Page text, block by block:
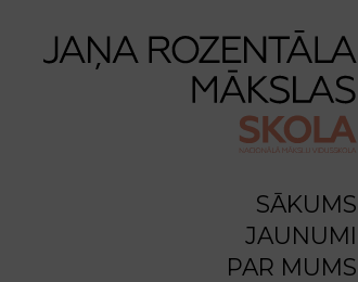
SĀKUMS
JAUNUMI
PAR MUMS